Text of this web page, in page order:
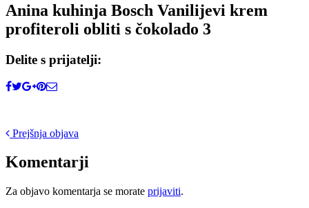
Anina kuhinja Bosch Vanilijevi krem
profiteroli obliti s čokolado 3
Delite s prijatelji:
Post
navigation
Prejšnja objava
Komentarji
Za objavo komentarja se morate prijaviti.